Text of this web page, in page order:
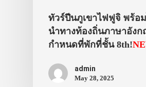
ทัวร์ปีนภูเขาไฟฟูจิ พร้อ
นำทางท้องถิ่นภาษาอังก
กำหนดที่พักที่ชั้น 8th!
admin
May 28, 2025
ป